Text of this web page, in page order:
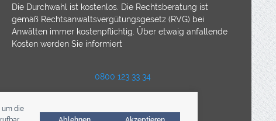
um die
Die Durchwahl ist kostenlos. Die Rechtsberatung ist
gemäß Rechtsanwaltsvergütungsgesetz (RVG) bei
Anwälten immer kostenpflichtig. Über etwaig anfallende
Kosten werden Sie informiert
0800 123 33 34